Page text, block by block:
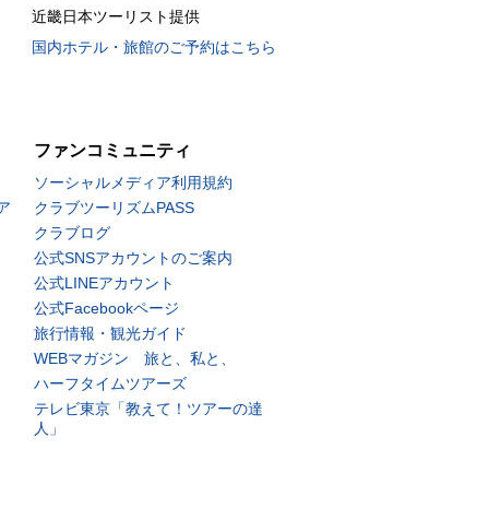
近畿日本ツーリスト提供
国内ホテル・旅館のご予約はこちら
ファンコミュニティ
ソーシャルメディア利用規約
クラブツーリズムPASS
クラブログ
公式SNSアカウントのご案内
公式LINEアカウント
公式Facebookページ
旅行情報・観光ガイド
WEBマガジン 旅と、私と、
ハーフタイムツアーズ
テレビ東京「教えて！ツアーの達
人」